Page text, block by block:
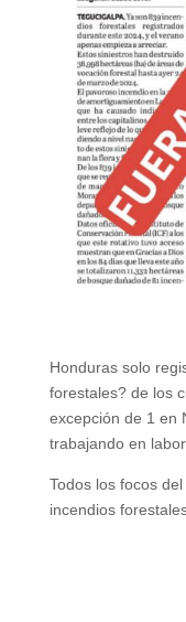
Honduras solo
forestales? de los
excepción de 1 en
trabajando en
Todos los focos
incendios